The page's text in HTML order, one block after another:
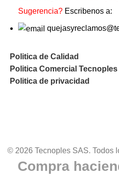
Sugerencia? Escribenos a:
Politica de Calidad
Politica Comercial Tecnoples
Politica de privacidad
© 2026 Tecnoples SAS. Todos
Compra